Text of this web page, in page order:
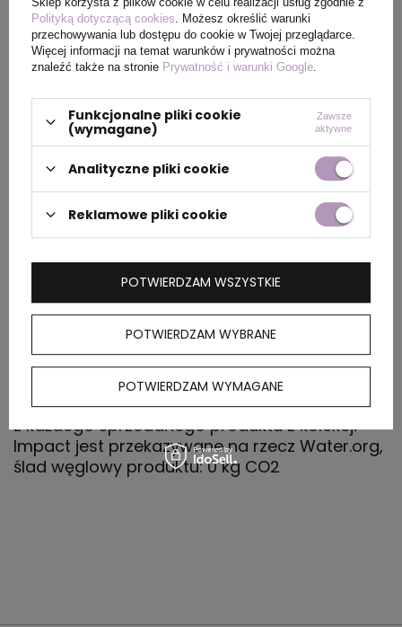
Wymiary
produktu
38 x 3 x 26 cm
PAKOWANIE
Wymiary
kartonu
59 x 42,5 x 41,5 cm
OPIS
Pokrowiec na laptopa 15.6”, wykonany w 100% z
poliestru z recyklingu, posiada znacznik
AWARE™, który gwarantuje, że wykorzystane
materiały pochodzą z recyklingu, 2% wpływów
z każdego sprzedanego produktu z kolekcji
Impact jest przekazywane na rzecz Water.org,
ślad węglowy produktu: 0 kg CO2
Polityką dotyczącą cookies . Możesz określić warunki
przechowywania lub dostępu do cookie w Twojej przeglądarce.
Więcej informacji na temat warunków i prywatności można
znaleźć także na stronie Prywatność i warunki Google
Funkcjonalne pliki cookie
(wymagane)
Zawsze
aktywne
Analityczne pliki cookie
Reklamowe pliki cookie
POTWIERDZAM WYBRANE
POTWIERDZAM WYMAGANE
POTWIERDZAM WSZYSTKIE